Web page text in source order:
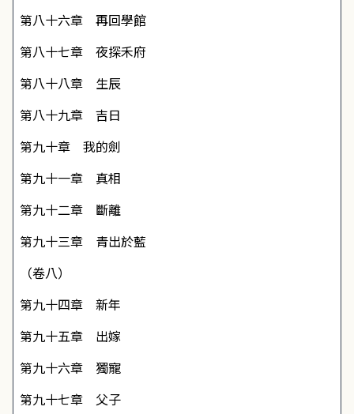
第八十六章 再回學館
第八十七章 夜探禾府
第八十八章 生辰
第八十九章 吉日
第九十章 我的劍
第九十一章 真相
第九十二章 斷離
第九十三章 青出於藍
（卷八）
第九十四章 新年
第九十五章 出嫁
第九十六章 獨寵
第九十七章 父子